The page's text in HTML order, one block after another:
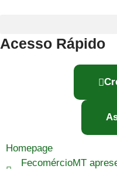
Acesso Rápido
Homepage
FecomércioMT